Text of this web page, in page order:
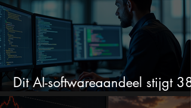
Dit AI-softwareaandeel stijgt
en zet de SaaS-crash op zijn